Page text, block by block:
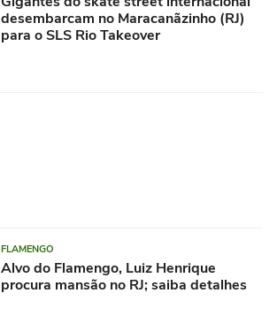
desembarcam no Maracanãzinho (RJ)
para o SLS Rio Takeover
FLAMENGO
Alvo do Flamengo, Luiz Henrique
procura mansão no RJ; saiba detalhes